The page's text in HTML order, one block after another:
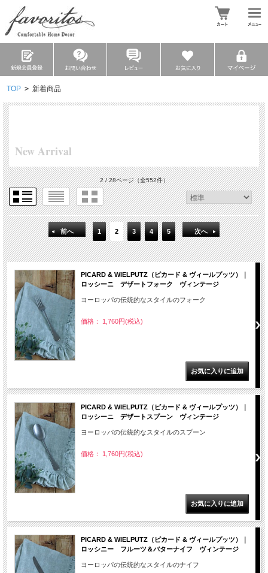
TOP > 新着商品
New Arrival
2 / 28ページ（全552件）
前へ 1 2 3 4 5 次へ
PICARD & WIELPUTZ（ピカード & ヴィールプッツ）｜
ロッシーニ デザートフォーク ヴィンテージ
ヨーロッパの伝統的なスタイルのフォーク
価格： 1,760円(税込)
PICARD & WIELPUTZ（ピカード & ヴィールプッツ）｜
ロッシーニ デザートスプーン ヴィンテージ
ヨーロッパの伝統的なスタイルのスプーン
価格： 1,760円(税込)
PICARD & WIELPUTZ（ピカード & ヴィールプッツ）｜
ロッシニー フルーツ＆バターナイフ ヴィンテージ
ヨーロッパの伝統的なスタイルのナイフ